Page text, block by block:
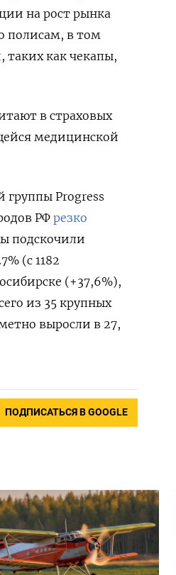
на рост рынка
полисам, в том
таких как чекапы,
в страховых
медицинской
группы Progress
РФ резко
подскочили
(с 1182
(+37,6%),
из 35 крупных
выросли в 27,
ПОДПИСАТЬСЯ В GOOGLE